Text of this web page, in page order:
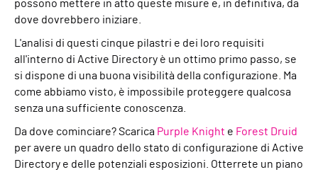
possono mettere in atto queste misure e, in definitiva, da
dove dovrebbero iniziare.
L'analisi di questi cinque pilastri e dei loro requisiti
all'interno di Active Directory è un ottimo primo passo, se
si dispone di una buona visibilità della configurazione. Ma
come abbiamo visto, è impossibile proteggere qualcosa
senza una sufficiente conoscenza.
Da dove cominciare? Scarica Purple Knight e Forest Druid
per avere un quadro dello stato di configurazione di Active
Directory e delle potenziali esposizioni. Otterrete un piano